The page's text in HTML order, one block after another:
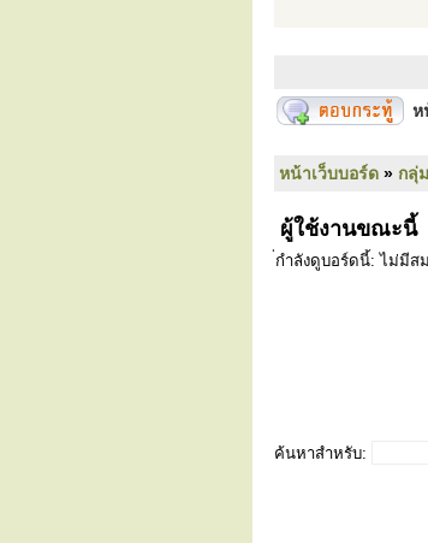
ห
หน้าเว็บบอร์ด » กลุ่
ผู้ใช้งานขณะนี้
กำลังดูบอร์ดนี้: ไม่มีส
ค้นหาสำหรับ: